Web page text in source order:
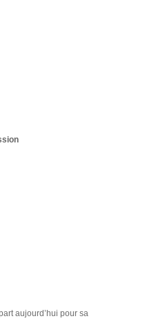
aujourd’hui pour sa